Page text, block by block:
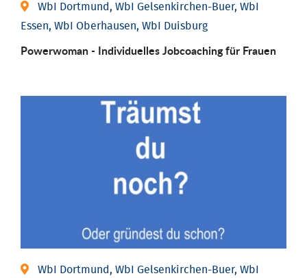
WbI Dortmund, WbI Gelsenkirchen-Buer, WbI
Essen, WbI Oberhausen, WbI Duisburg
Powerwoman - Individu­elles Job­coaching für Frauen
WbI Dortmund, WbI Gelsenkirchen-Buer, WbI